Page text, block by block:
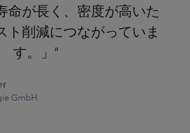
命が長く、密度が高いた
ト削減につながっていま
す。」
GmbH